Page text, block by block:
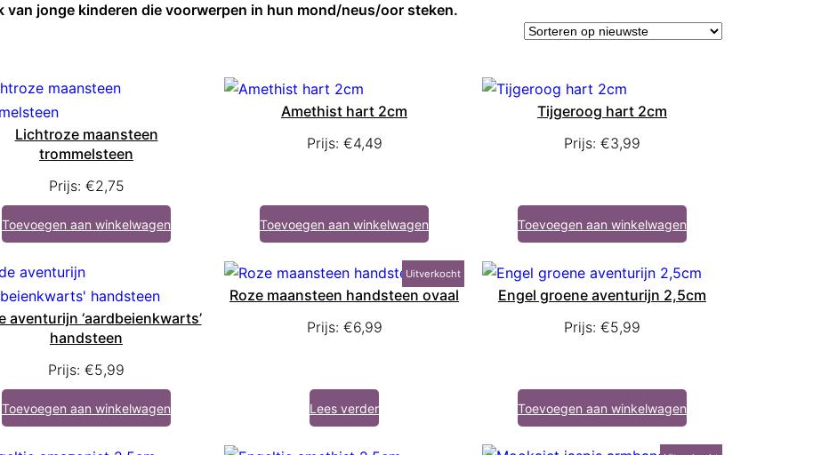
jonge kinderen die voorwerpen in hun mond/neus/oor steken.
Lichtroze maansteen
trommelsteen
Prijs: €2,75
Toevoegen aan winkelwagen
Amethist hart 2cm
Prijs: €4,49
Toevoegen aan winkelwagen
Tijgeroog hart 2cm
Prijs: €3,99
Toevoegen aan winkelwagen
aventurijn ‘aardbeienkwarts’
handsteen
Prijs: €5,99
Toevoegen aan winkelwagen
Uitverkocht
Roze maansteen handsteen ovaal
Prijs: €6,99
Lees verder
Engel groene aventurijn 2,5cm
Prijs: €5,99
Toevoegen aan winkelwagen